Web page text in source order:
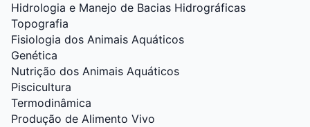
Hidrologia e Manejo de Bacias Hidrográficas
Topografia
Fisiologia dos Animais Aquáticos
Genética
Nutrição dos Animais Aquáticos
Piscicultura
Termodinâmica
Produção de Alimento Vivo